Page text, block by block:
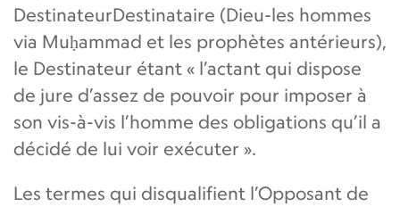
DestinateurDestinataire (Dieu-les hommes
via Muḥammad et les prophètes antérieurs),
le Destinateur étant « l’actant qui dispose
de jure d’assez de pouvoir pour imposer à
son vis-à-vis l’homme des obligations qu’il a
décidé de lui voir exécuter ».
Les termes qui disqualifient l’Opposant de